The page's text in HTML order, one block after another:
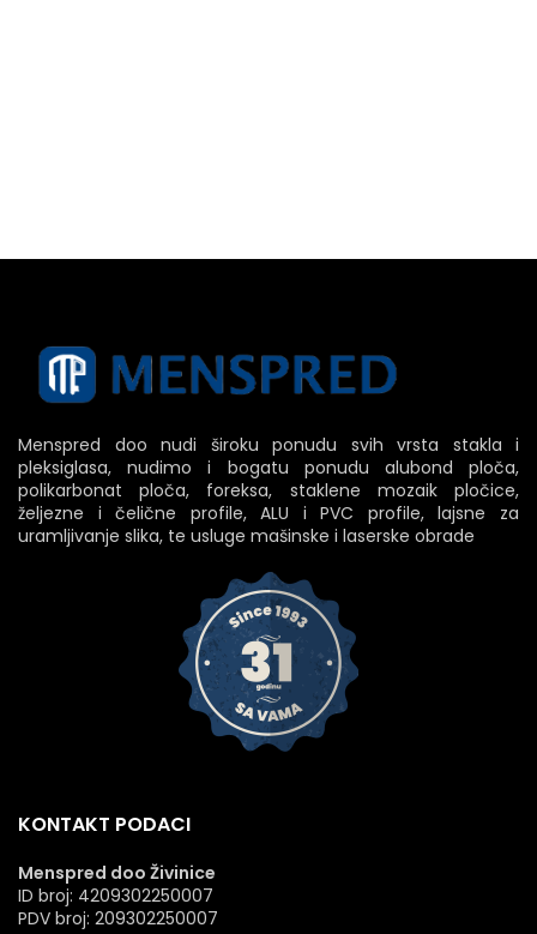
Menspred doo nudi široku ponudu svih vrsta stakla i
pleksiglasa, nudimo i bogatu ponudu alubond ploča,
polikarbonat ploča, foreksa, staklene mozaik pločice,
željezne i čelične profile, ALU i PVC profile, lajsne za
uramljivanje slika, te usluge mašinske i laserske obrade
KONTAKT PODACI
Menspred doo Živinice
ID broj: 4209302250007
PDV broj: 209302250007